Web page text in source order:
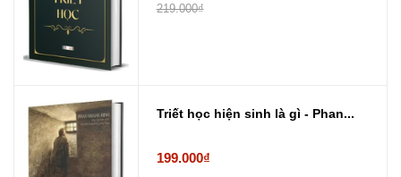
219.000₫
Triết học hiện sinh là gì - Phan...
199.000₫